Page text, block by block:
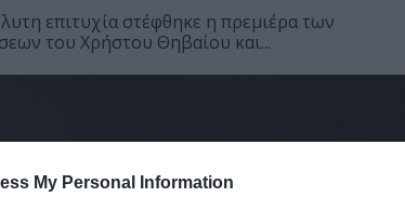
My Personal Information
επιτυχία στέφθηκε η πρεμιέρα των
του Χρήστου Θηβαίου και...